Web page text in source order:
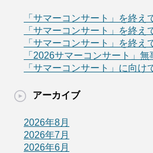
「サマーコンサート」を終
「サマーコンサート」を終
「サマーコンサート」を終
「2026サマーコンサート」
「サマーコンサート」に向
アーカイブ
2026年8月
2026年7月
2026年6月